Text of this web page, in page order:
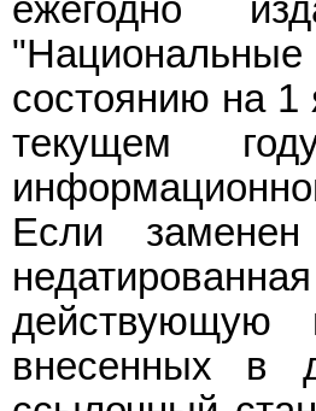
ежегодно
состоянию на 1
текущем
Если
действующую
внесенных в